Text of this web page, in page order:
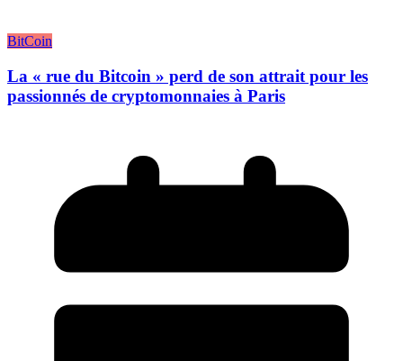
BitCoin
La « rue du Bitcoin » perd de son attrait pour les
passionnés de cryptomonnaies à Paris